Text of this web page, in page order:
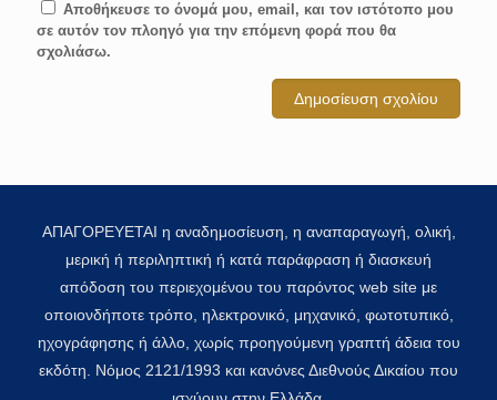
Αποθήκευσε το όνομά μου, email, και τον ιστότοπο μου
σε αυτόν τον πλοηγό για την επόμενη φορά που θα
σχολιάσω.
ΑΠΑΓΟΡΕΥΕΤΑΙ η αναδημοσίευση, η αναπαραγωγή, ολική,
μερική ή περιληπτική ή κατά παράφραση ή διασκευή
απόδοση του περιεχομένου του παρόντος web site με
οποιονδήποτε τρόπο, ηλεκτρονικό, μηχανικό, φωτοτυπικό,
ηχογράφησης ή άλλο, χωρίς προηγούμενη γραπτή άδεια του
εκδότη. Νόμος 2121/1993 και κανόνες Διεθνούς Δικαίου που